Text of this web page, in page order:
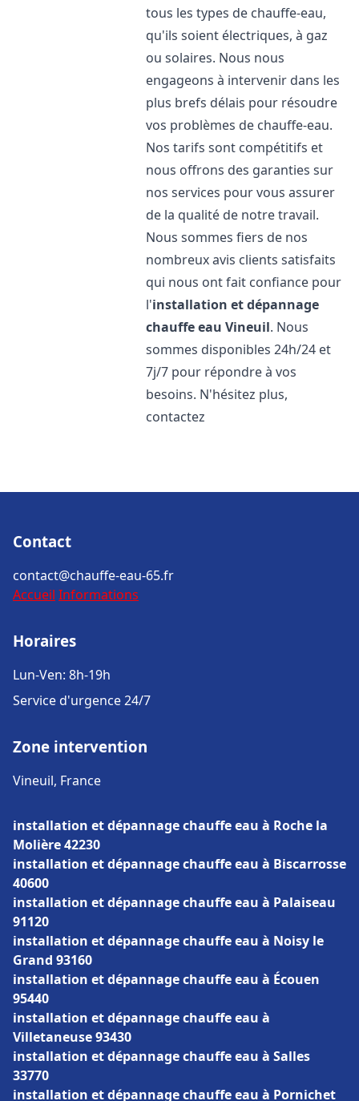
tous les types de chauffe-eau,
qu'ils soient électriques, à gaz
ou solaires. Nous nous
engageons à intervenir dans les
plus brefs délais pour résoudre
vos problèmes de chauffe-eau.
Nos tarifs sont compétitifs et
nous offrons des garanties sur
nos services pour vous assurer
de la qualité de notre travail.
Nous sommes fiers de nos
nombreux avis clients satisfaits
qui nous ont fait confiance pour
l'installation et dépannage
chauffe eau Vineuil. Nous
sommes disponibles 24h/24 et
7j/7 pour répondre à vos
besoins. N'hésitez plus,
contactez
Contact
contact@chauffe-eau-65.fr
Accueil Informations
Horaires
Lun-Ven: 8h-19h
Service d'urgence 24/7
Zone intervention
Vineuil, France
installation et dépannage chauffe eau à Roche la
Molière 42230
installation et dépannage chauffe eau à Biscarrosse
40600
installation et dépannage chauffe eau à Palaiseau
91120
installation et dépannage chauffe eau à Noisy le
Grand 93160
installation et dépannage chauffe eau à Écouen
95440
installation et dépannage chauffe eau à
Villetaneuse 93430
installation et dépannage chauffe eau à Salles
33770
installation et dépannage chauffe eau à Pornichet